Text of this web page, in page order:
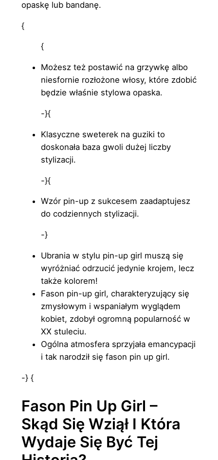
opaskę lub bandanę.
{
{
Możesz też postawić na grzywkę albo
niesfornie rozłożone włosy, które zdobić
będzie właśnie stylowa opaska.
-}{
Klasyczne sweterek na guziki to
doskonała baza gwoli dużej liczby
stylizacji.
-}{
Wzór pin-up z sukcesem zaadaptujesz
do codziennych stylizacji.
-}
Ubrania w stylu pin-up girl muszą się
wyróżniać odrzucić jedynie krojem, lecz
także kolorem!
Fason pin-up girl, charakteryzujący się
zmysłowym i wspaniałym wyglądem
kobiet, zdobył ogromną popularność w
XX stuleciu.
Ogólna atmosfera sprzyjała emancypacji
i tak narodził się fason pin up girl.
-} {
Fason Pin Up Girl –
Skąd Się Wziął I Która
Wydaje Się Być Tej